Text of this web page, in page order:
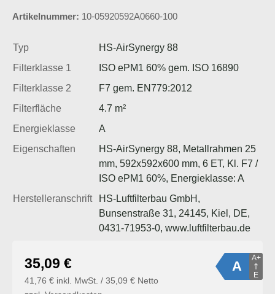
Artikelnummer: 10-05920592A0660-100
Typ
HS-AirSynergy 88
Filterklasse 1
ISO ePM1 60% gem. ISO 16890
Filterklasse 2
F7 gem. EN779:2012
Filterfläche
4.7 m²
Energieklasse
A
Eigenschaften
HS-AirSynergy 88, Metallrahmen 25
mm, 592x592x600 mm, 6 ET, Kl. F7 /
ISO ePM1 60%, Energieklasse: A
Herstelleranschrift
HS-Luftfilterbau GmbH,
Bunsenstraße 31, 24145, Kiel, DE,
0431-71953-0, www.luftfilterbau.de
Regulärer Preis:
35,09 €
41,76 € inkl. MwSt. / 35,09 € Netto
A
A+
E